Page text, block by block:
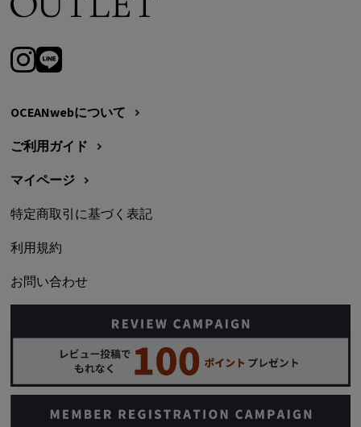
OCEANwebについて
ご利用ガイド
マイページ
特定商取引に基づく表記
利用規約
お問い合わせ